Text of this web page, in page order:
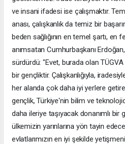
ve insani ifadesi ise çalışmaktır.
anası, çalışkanlık da temiz bir
beden sağlığının en temel şartı, en
anımsatan Cumhurbaşkanı
sürdürdü: "Evet, burada olan
bir gençliktir. Çalışkanlığıyla,
her alanda çok daha iyi yerlere
gençlik, Türkiye'nin bilim ve
daha ileriye taşıyacak donanımlı bir
ülkemizin yarınlarına yön tayin
evlatlarımızın en iyi şekilde